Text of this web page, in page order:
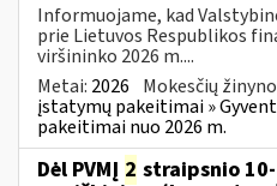
Informuojame, kad
prie Lietuvos Respublikos
viršininko 2026 m....
Metai: 2026 Mokesčių
įstatymų pakeitimai »
pakeitimai nuo 2026 m.
Dėl PVMĮ 2 straipsnio 10-